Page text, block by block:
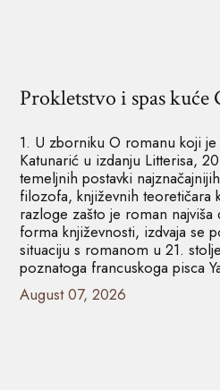
Prokletstvo i spas kuće
1. U zborniku O romanu koji
Katunarić u izdanju Litterisa,
temeljnih postavki
filozofa, književnih teoretičara
razloge zašto je roman najviša
forma književnosti, izdvaja se
situaciju s romanom u 21.
poznatoga francuskoga pisca
August 07, 2026